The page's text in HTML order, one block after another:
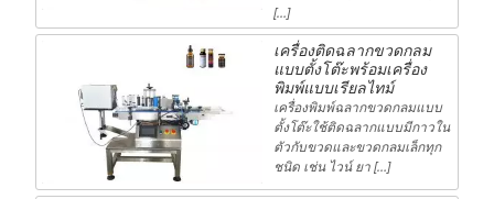
[…]
เครื่องติดฉลากขวดกลม
แบบตั้งโต๊ะพร้อมเครื่อง
พิมพ์แบบเรียลไทม์
เครื่องพิมพ์ฉลากขวดกลมแบบ
ตั้งโต๊ะใช้ติดฉลากแบบมีกาวใน
ตัวกับขวดและขวดกลมเล็กทุก
ชนิด เช่น ไวน์ ยา […]